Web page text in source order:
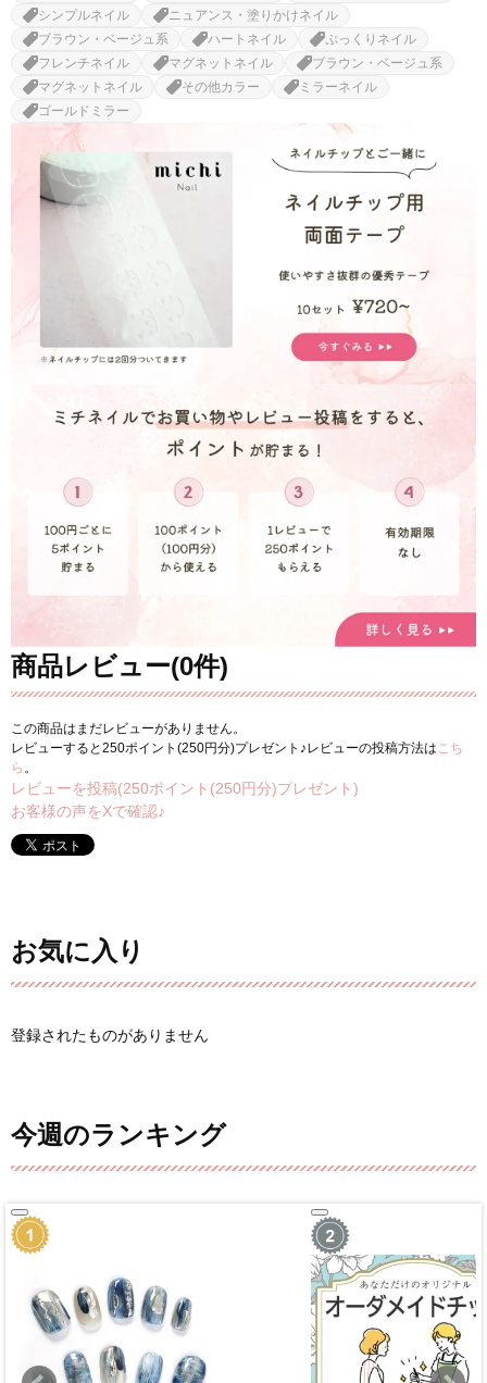
シンプルネイル
ニュアンス・塗りかけネイル
ブラウン・ベージュ系
ハートネイル
ぷっくりネイル
フレンチネイル
マグネットネイル
ブラウン・ベージュ系
マグネットネイル
その他カラー
ミラーネイル
ゴールドミラー
商品レビュー(0件)
この商品はまだレビューがありません。
レビューすると250ポイント(250円分)プレゼント♪レビューの投稿方法は こち
ら 。
レビューを投稿(250ポイント(250円分)プレゼント)
お客様の声をXで確認♪
お気に入り
登録されたものがありません
今週のランキング